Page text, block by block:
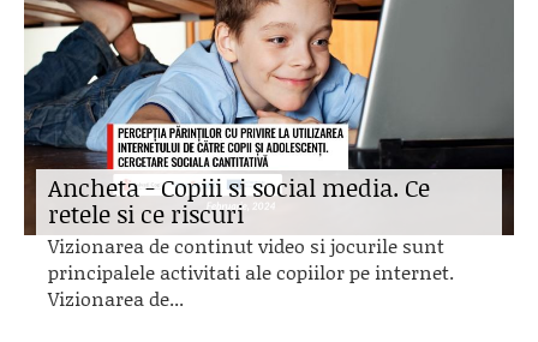
Ancheta - Copiii si social media. Ce
retele si ce riscuri
Vizionarea de continut video si jocurile sunt
principalele activitati ale copiilor pe internet.
Vizionarea de...